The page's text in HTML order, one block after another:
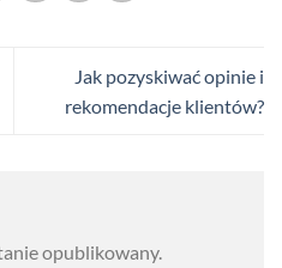
Jak pozyskiwać opinie i
rekomendacje klientów?
opublikowany.